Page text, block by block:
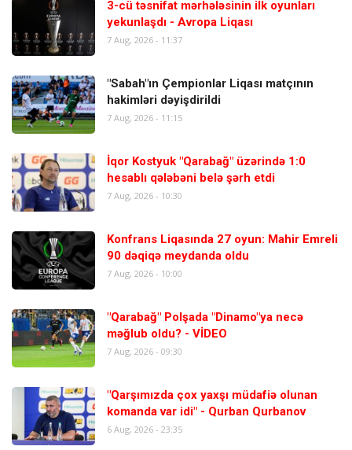
3-cü təsnifat mərhələsinin ilk oyunları
yekunlaşdı - Avropa Liqası
7 Aug, 2026 - 11:37
"Sabah"ın Çempionlar Liqası matçının
hakimləri dəyişdirildi
7 Aug, 2026 - 11:15
İqor Kostyuk "Qarabağ" üzərində 1:0
hesablı qələbəni belə şərh etdi
7 Aug, 2026 - 10:30
Konfrans Liqasında 27 oyun: Mahir Emreli
90 dəqiqə meydanda oldu
7 Aug, 2026 - 10:00
"Qarabağ" Polşada "Dinamo"ya necə
məğlub oldu? - VİDEO
7 Aug, 2026 - 09:30
"Qarşımızda çox yaxşı müdafiə olunan
komanda var idi" - Qurban Qurbanov
6 Aug, 2026 - 23:35